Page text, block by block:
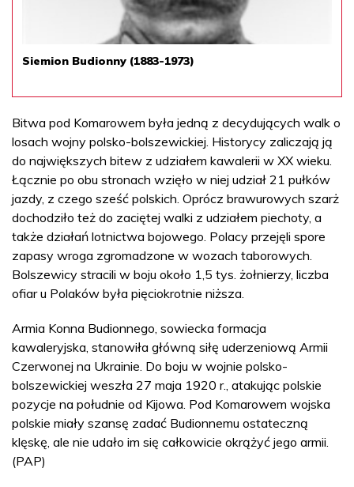
Siemion Budionny (1883-1973)
Bitwa pod Komarowem była jedną z decydujących walk o
losach wojny polsko-bolszewickiej. Historycy zaliczają ją
do największych bitew z udziałem kawalerii w XX wieku.
Łącznie po obu stronach wzięło w niej udział 21 pułków
jazdy, z czego sześć polskich. Oprócz brawurowych szarż
dochodziło też do zaciętej walki z udziałem piechoty, a
także działań lotnictwa bojowego. Polacy przejęli spore
zapasy wroga zgromadzone w wozach taborowych.
Bolszewicy stracili w boju około 1,5 tys. żołnierzy, liczba
ofiar u Polaków była pięciokrotnie niższa.
Armia Konna Budionnego, sowiecka formacja
kawaleryjska, stanowiła główną siłę uderzeniową Armii
Czerwonej na Ukrainie. Do boju w wojnie polsko-
bolszewickiej weszła 27 maja 1920 r., atakując polskie
pozycje na południe od Kijowa. Pod Komarowem wojska
polskie miały szansę zadać Budionnemu ostateczną
klęskę, ale nie udało im się całkowicie okrążyć jego armii.
(PAP)